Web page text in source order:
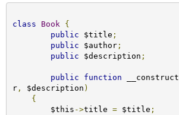
class Book
{
public $title ;
public $author;
public $description ;
public function __construct
r, $description )
{
        $this
->title = $title ;